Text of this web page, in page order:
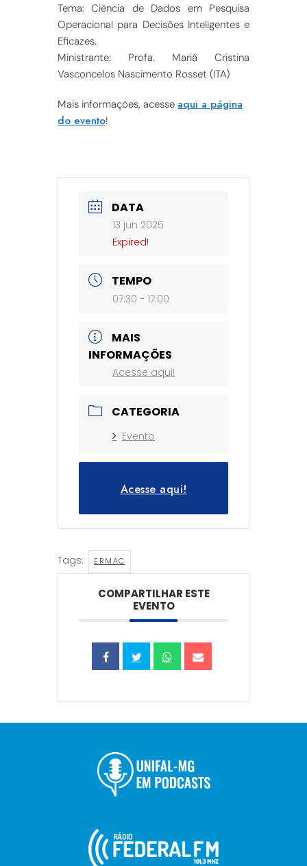
Tema: Ciência de Dados em Pesquisa
Operacional para Decisões Inteligentes e
Eficazes.
Ministrante: Profa. Mariá Cristina
Vasconcelos Nascimento Rosset (ITA)
Mais informações, acesse aqui a página
do evento!
DATA
13 jun 2025
Expired!
TEMPO
07:30 - 17:00
MAIS
INFORMAÇÕES
Acesse aqui!
CATEGORIA
Evento
Acesse aqui!
Tags: ERMAC
COMPARTILHAR ESTE
EVENTO